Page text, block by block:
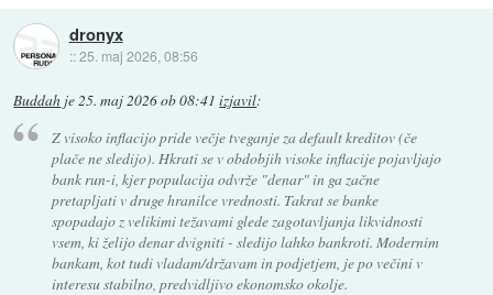
dronyx
::25. maj 2026, 08:56
Buddah je25. maj 2026 ob 08:41 izjavil:
Z visoko inflacijo pride večje tveganje za default kreditov (če
plače ne sledijo). Hkrati se v obdobjih visoke inflacije pojavljajo
bank run-i, kjer populacija odvrže "denar" in ga začne
pretapljati v druge hranilce vrednosti. Takrat se banke
spopadajo z velikimi težavami glede zagotavljanja likvidnosti
vsem, ki želijo denar dvigniti - sledijo lahko bankroti. Modernim
bankam, kot tudi vladam/državam in podjetjem, je po večini v
interesu stabilno, predvidljivo ekonomsko okolje.